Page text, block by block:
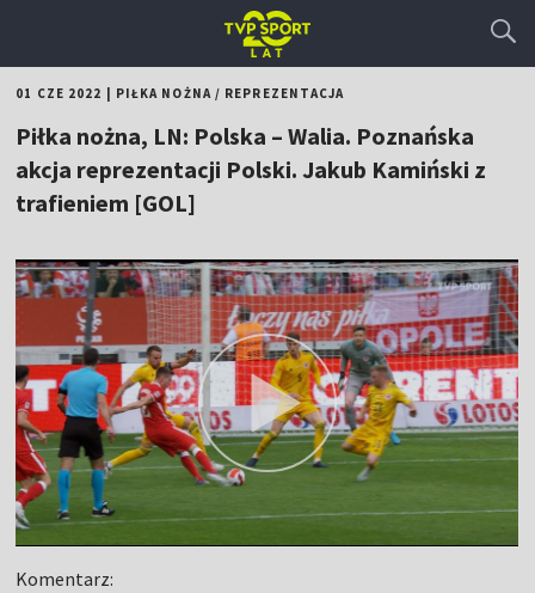
01 CZE 2022 PIŁKA NOŻNA/ REPREZENTACJA
Piłka nożna, LN: Polska – Walia. Poznańska
akcja reprezentacji Polski. Jakub Kamiński z
trafieniem [GOL]
Komentarz: